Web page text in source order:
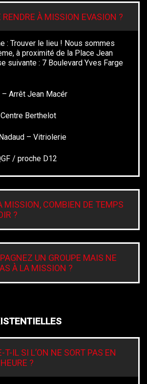
À MISSION EVASION ?
: Trouver le lieu ! Nous sommes
à proximité de la Place Jean
suivante : 7 Boulevard Yves Farge
Arrêt Jean Macér
Berthelot
– Vitriolerie
/ proche D12
MISSION, COMBIEN DE TEMPS
?
UN GROUPE MAIS NE
À LA MISSION ?
T-IL SI L’ON NE SORT PAS EN
?